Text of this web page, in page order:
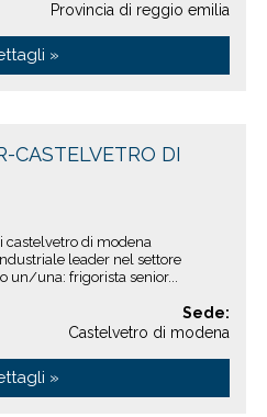
Provincia di reggio emilia
»
CASTELVETRO DI
castelvetro di modena
leader nel settore
un/una: frigorista senior...
Sede:
Castelvetro di modena
»